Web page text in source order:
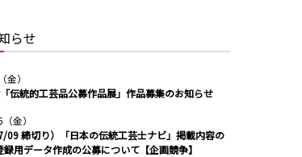
らせ
）
伝統的工芸品公募作品展」作品募集のお知らせ
金）
09 締切り）「日本の伝統工芸士ナビ」掲載内容の
用データ作成の公募について【企画競争】